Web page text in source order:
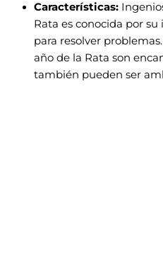
Características:
Rata es conocida por
para resolver
año de la Rata son
también pueden ser